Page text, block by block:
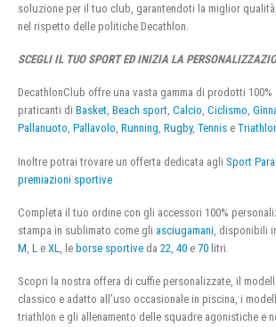
soluzione per il tuo club, garantendoti la miglior qualità
nel rispetto delle politiche Decathlon.
SCEGLI IL TUO SPORT ED INIZIA LA
DecathlonClub offre una vasta gamma di prodotti
praticanti di Basket, Beach sport, Calcio, Ciclismo,
Pallanuoto, Pallavolo, Running, Rugby, Tennis e
Inoltre potrai trovare un offerta dedicata agli Sport
premiazioni sportive
Completa il tuo ordine con gli accessori 100%
stampa in sublimato come gli asciugamani , disponibili
M L e XL , le borse sportive da 22 40 e 70 litri.
Scopri la nostra offera di cuffie personalizzate, il
classico e adatto all’uso occasionale in piscina, i
triathlon e gli allenamento delle squadre agonistiche e